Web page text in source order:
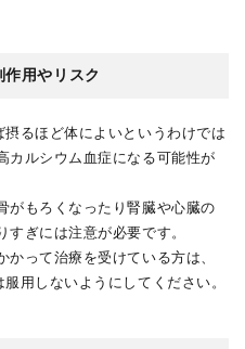
用やリスク
るほど体によいというわけでは
カルシウム血症になる可能性が
がもろくなったり腎臓や心臓の
ぎには注意が必要です。
って治療を受けている方は、
用しないようにしてください。